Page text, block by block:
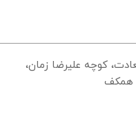
کوچه علیرضا زمان،